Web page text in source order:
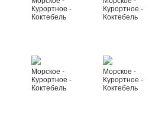
Курортное -
Коктебель
Курортное -
Коктебель
Морское -
Курортное -
Коктебель
Морское -
Курортное -
Коктебель